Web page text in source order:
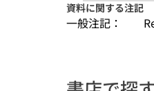
資料に関する注記
一般注記：